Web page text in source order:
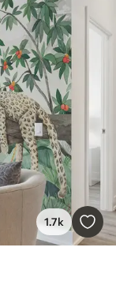
1.7k